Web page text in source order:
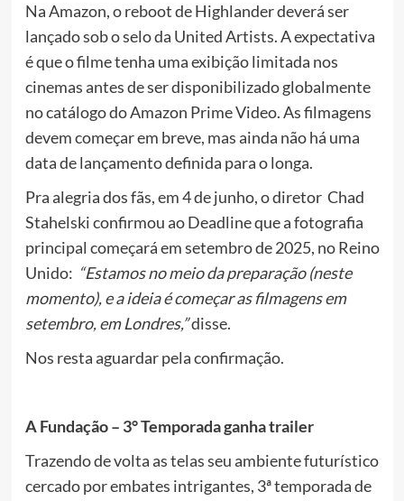
Na Amazon, o reboot de Highlander deverá ser
lançado sob o selo da United Artists. A expectativa
é que o filme tenha uma exibição limitada nos
cinemas antes de ser disponibilizado globalmente
no catálogo do Amazon Prime Video. As filmagens
devem começar em breve, mas ainda não há uma
data de lançamento definida para o longa.
Pra alegria dos fãs, em 4 de junho, o diretor Chad
Stahelski confirmou ao Deadline que a fotografia
principal começará em setembro de 2025, no Reino
Unido: “Estamos no meio da preparação (neste
momento), e a ideia é começar as filmagens em
setembro, em Londres,”disse.
Nos resta aguardar pela confirmação.
A Fundação – 3° Temporada ganha trailer
Trazendo de volta as telas seu ambiente futurístico
cercado por embates intrigantes, 3ª temporada de